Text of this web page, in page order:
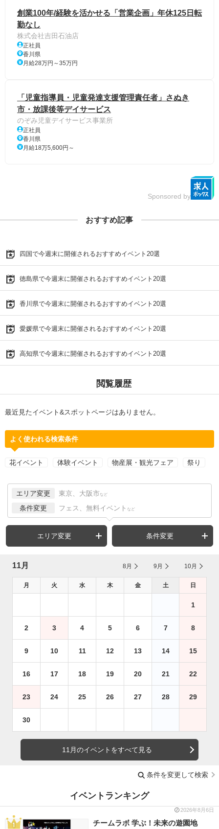
創業100年/経験を活かせる「営業企画」年休125日転
勤なし
株式会社吉田石油店
正社員
香川県
月給28万円～35万円
「児童指導員・児童発達支援管理責任者」さぬき
市・放課後等デイサービス
のぞみ児童デイサービス事業所
正社員
香川県
月給18万5,600円～
Sponsored by
おすすめ記事
四国で今週末に開催されるおすすめイベント20選
徳島県で今週末に開催されるおすすめイベント20選
香川県で今週末に開催されるおすすめイベント20選
愛媛県で今週末に開催されるおすすめイベント20選
高知県で今週末に開催されるおすすめイベント20選
閲覧履歴
最近見たイベント&スポットページはありません。
よく使われる検索条件
花イベント 体験イベント 物産展・観光フェア 祭り
エリア変更 東京、大阪市 など
条件変更 フェス、無料イベント など
エリア変更 条件変更
11月 8月 9月 10月
月 火 水 木 金 土 日
1
2 3 4 5 6 7 8
9 10 11 12 13 14 15
16 17 18 19 20 21 22
23 24 25 26 27 28 29
30
11月のイベントをすべて見る
条件を変更して検索
イベントランキング
2026年8月6日
チームラボ 学ぶ！未来の遊園地